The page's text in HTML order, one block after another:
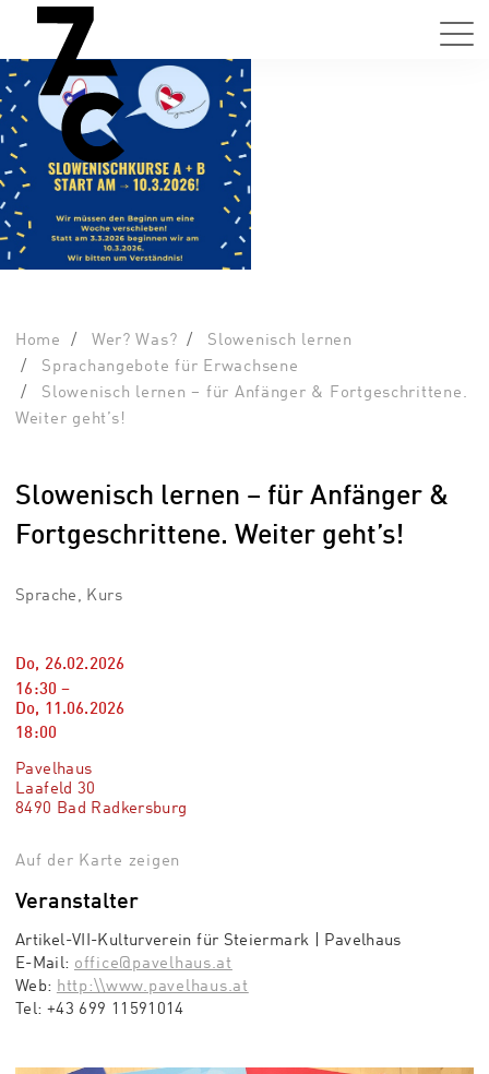
Home Wer? Was?
Slowenisch lernen
Sprachangebote für Erwachsene
Slowenisch lernen – für Anfänger & Fortgeschrittene.
Weiter geht’s!
Slowenisch lernen – für Anfänger &
Fortgeschrittene. Weiter geht’s!
Sprache, Kurs
Do, 26.02.2026
16:30 –
Do, 11.06.2026
18:00
Pavelhaus
Laafeld 30
8490 Bad Radkersburg
Auf der Karte zeigen
Veranstalter
Artikel-VII-Kulturverein für Steiermark | Pavelhaus
E-Mail: office@pavelhaus.at
Web: http:\\www.pavelhaus.at
Tel: +43 699 11591014